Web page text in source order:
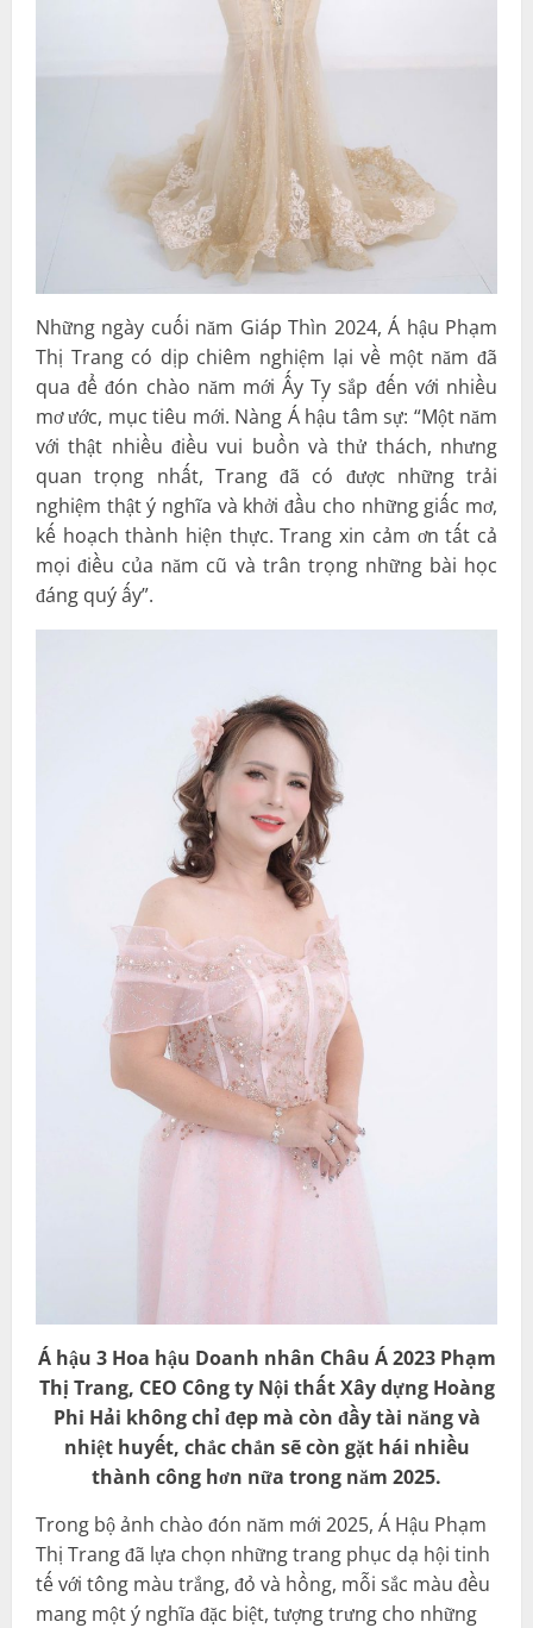
Những ngày cuối năm Giáp Thìn 2024, Á hậu Phạm
Thị Trang có dịp chiêm nghiệm lại về một năm đã
qua để đón chào năm mới Ấy Tỵ sắp đến với nhiều
mơ ước, mục tiêu mới. Nàng Á hậu tâm sự: “Một năm
với thật nhiều điều vui buồn và thử thách, nhưng
quan trọng nhất, Trang đã có được những trải
nghiệm thật ý nghĩa và khởi đầu cho những giấc mơ,
kế hoạch thành hiện thực. Trang xin cảm ơn tất cả
mọi điều của năm cũ và trân trọng những bài học
đáng quý ấy”.
Á hậu 3 Hoa hậu Doanh nhân Châu Á 2023 Phạm
Thị Trang, CEO Công ty Nội thất Xây dựng Hoàng
Phi Hải không chỉ đẹp mà còn đầy tài năng và
nhiệt huyết, chắc chắn sẽ còn gặt hái nhiều
thành công hơn nữa trong năm 2025.
Trong bộ ảnh chào đón năm mới 2025, Á Hậu Phạm
Thị Trang đã lựa chọn những trang phục dạ hội tinh
tế với tông màu trắng, đỏ và hồng, mỗi sắc màu đều
mang một ý nghĩa đặc biệt, tượng trưng cho những